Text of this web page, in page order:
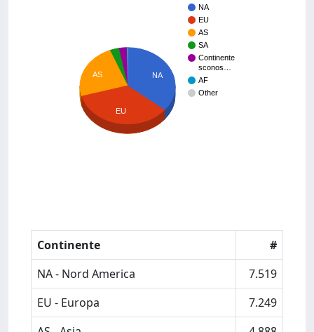
NA
EU
AS
SA
Continente
sconos…
AF
Other
NA
AS
EU
Continente
#
NA - Nord America
7.519
EU - Europa
7.249